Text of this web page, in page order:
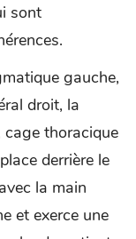
sont
gauche,
droit, la
thoracique
derrière le
la main
et exerce une